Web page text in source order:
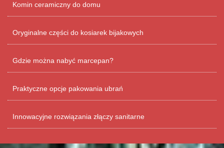
Komin ceramiczny do domu
Oryginalne części do kosiarek bijakowych
Gdzie można nabyć marcepan?
Praktyczne opcje pakowania ubrań
Innowacyjne rozwiązania złączy sanitarne